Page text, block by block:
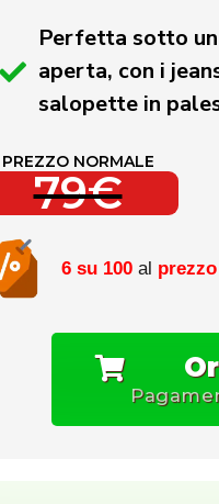
Perfetta sotto
aperta, con i
salopette in
PREZZO NORMALE
79€
6 su 100al